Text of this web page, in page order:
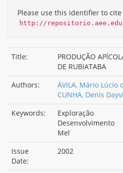
Please use this identifier to
http://
Title:
PRODUÇÃO
DE RUBIATABA
Authors:
ÁVILA, Mário Lúcio
CUNHA, Denis
Keywords:
Exploração
Desenvolvimento
Mel
Issue
Date:
2002